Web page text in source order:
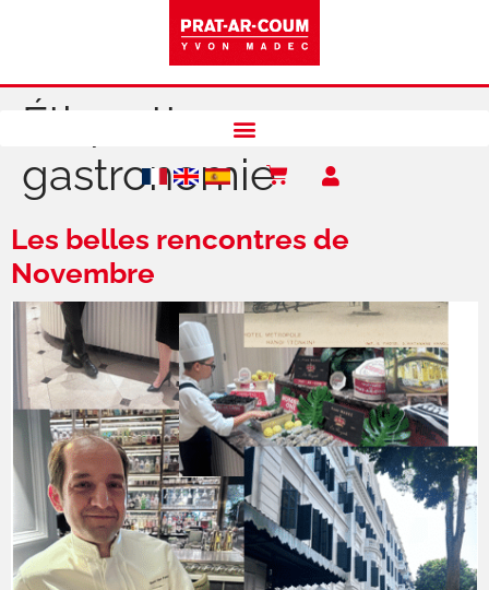
Étiquette :
gastronomie
Les belles rencontres de
Novembre